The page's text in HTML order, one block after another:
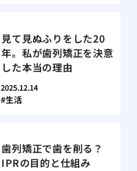
見て見ぬふりをした20
年。私が歯列矯正を決意
した本当の理由
2025.12.14
生活
歯列矯正で歯を削る？
IPRの目的と仕組み